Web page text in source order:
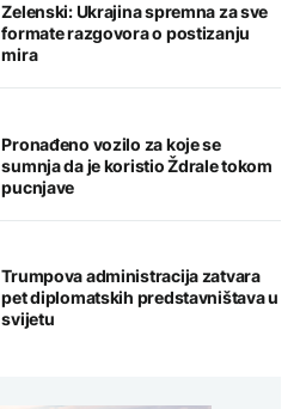
Zelenski: Ukrajina spremna za sve
formate razgovora o postizanju
mira
Pronađeno vozilo za koje se
sumnja da je koristio Ždrale tokom
pucnjave
Trumpova administracija zatvara
pet diplomatskih predstavništava u
svijetu